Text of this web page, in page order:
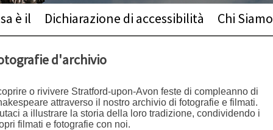
è il Dichiarazione di accessibilità Chi Siamo
d'archivio
o rivivere Stratford-upon-Avon feste di compleanno di
attraverso il nostro archivio di fotografie e filmati.
a illustrare la storia della loro tradizione, condividendo i
filmati e fotografie con noi.